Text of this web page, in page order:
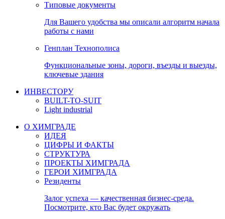
Типовые документы
Для Вашего удобства мы описали алгоритм начала
работы с нами
Генплан Технополиса
Функциональные зоны, дороги, въезды и выезды,
ключевые здания
ИНВЕСТОРУ
BUILT-TO-SUIT
Light industrial
О ХИМГРАДЕ
ИДЕЯ
ЦИФРЫ И ФАКТЫ
СТРУКТУРА
ПРОЕКТЫ ХИМГРАДА
ГЕРОИ ХИМГРАДА
Резиденты
Залог успеха — качественная бизнес-среда.
Посмотрите, кто Вас будет окружать